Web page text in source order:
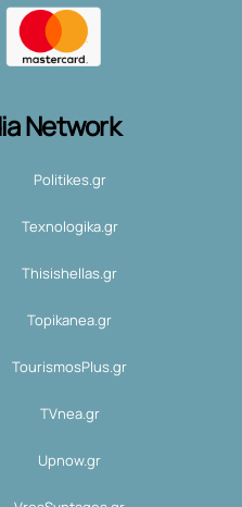
Network
Politikes.gr
Texnologika.gr
Thisishellas.gr
Topikanea.gr
TourismosPlus.gr
TVnea.gr
Upnow.gr